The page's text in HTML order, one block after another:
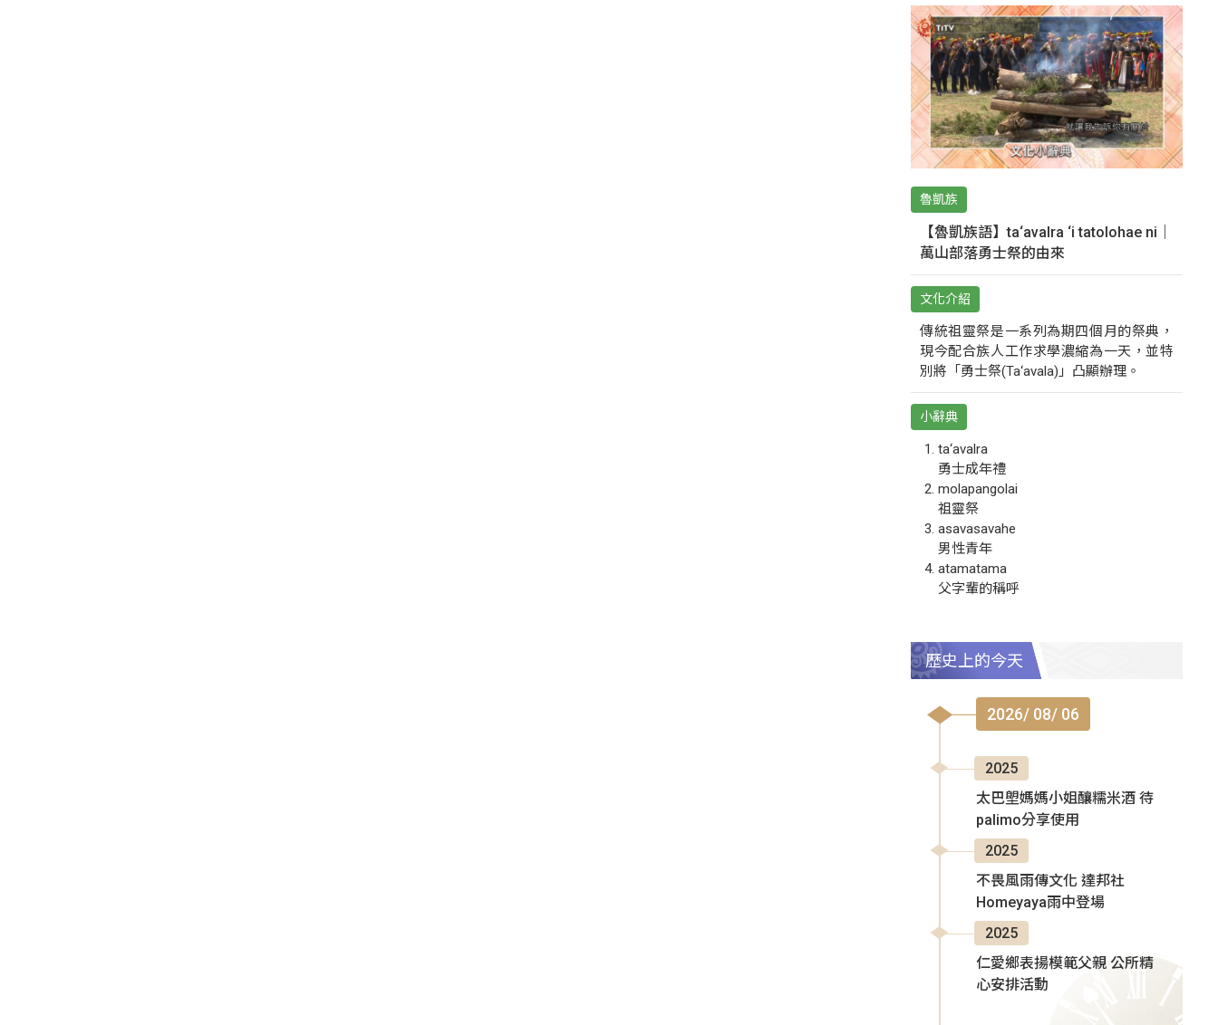
魯凱族
【魯凱族語】ta‘avalra ‘i tatolohae ni｜
萬山部落勇士祭的由來
文化介紹
傳統祖靈祭是一系列為期四個月的祭典，
現今配合族人工作求學濃縮為一天，並特
別將「勇士祭(Ta‘avala)」凸顯辦理。
小辭典
ta‘avalra
勇士成年禮
molapangolai
祖靈祭
asavasavahe
男性青年
atamatama
父字輩的稱呼
歷史上的今天
2026/ 08/ 06
2025
太巴塱媽媽小姐釀糯米酒 待
palimo分享使用
2025
不畏風雨傳文化 達邦社
Homeyaya雨中登場
2025
仁愛鄉表揚模範父親 公所精
心安排活動